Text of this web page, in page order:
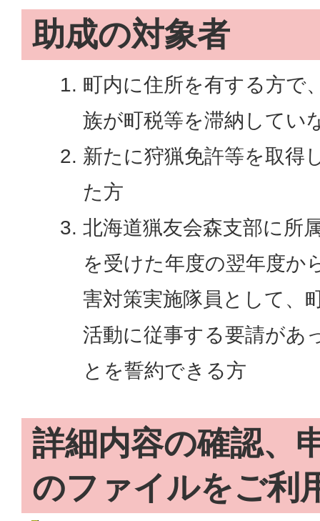
助成の対象者
町内に住所を有する方で
族が町税等を滞納してい
新たに狩猟免許等を取得
た方
北海道猟友会森支部に所
を受けた年度の翌年度か
害対策実施隊員として、
活動に従事する要請があ
とを誓約できる方
詳細内容の確認、
のファイルをご利